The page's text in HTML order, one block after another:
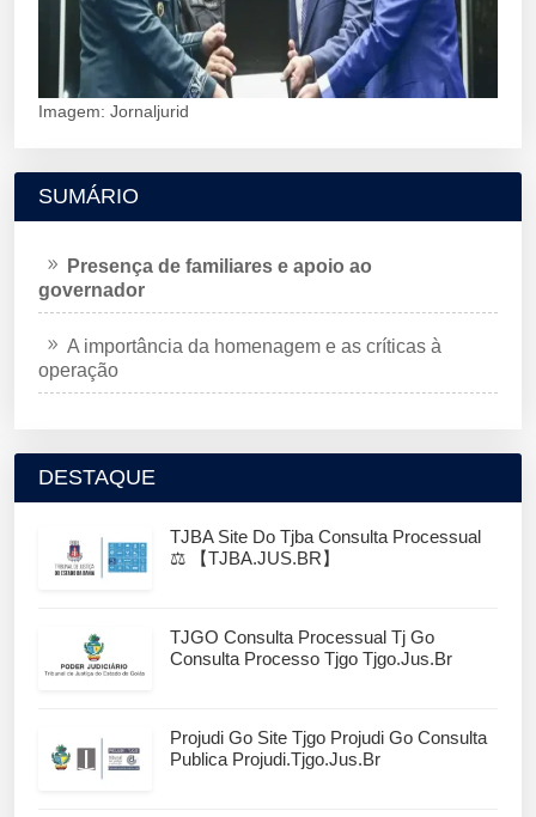
Imagem: Jornaljurid
SUMÁRIO
Presença de familiares e apoio ao
governador
A importância da homenagem e as críticas à
operação
DESTAQUE
TJBA Site Do Tjba Consulta Processual
⚖️ 【TJBA.JUS.BR】
TJGO Consulta Processual Tj Go
Consulta Processo Tjgo Tjgo.jus.br
Projudi Go Site Tjgo Projudi Go Consulta
Publica Projudi.tjgo.jus.br